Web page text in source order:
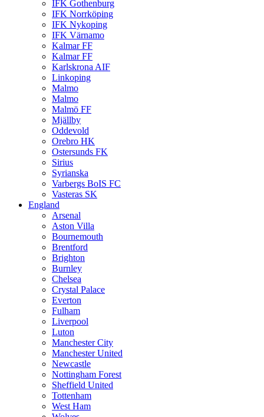
IFK Gothenburg
IFK Norrköping
IFK Nykoping
IFK Värnamo
Kalmar FF
Kalmar FF
Karlskrona AIF
Linkoping
Malmo
Malmo
Malmö FF
Mjällby
Oddevold
Orebro HK
Ostersunds FK
Sirius
Syrianska
Varbergs BoIS FC
Vasteras SK
England
Arsenal
Aston Villa
Bournemouth
Brentford
Brighton
Burnley
Chelsea
Crystal Palace
Everton
Fulham
Liverpool
Luton
Manchester City
Manchester United
Newcastle
Nottingham Forest
Sheffield United
Tottenham
West Ham